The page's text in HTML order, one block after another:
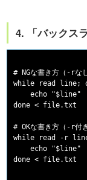
4. 「バックス
# NGな書き方（-rなし
while read line;
    echo "$line"
done < file.txt
# OKな書き方（-r付き
while read -r
    echo "$line"